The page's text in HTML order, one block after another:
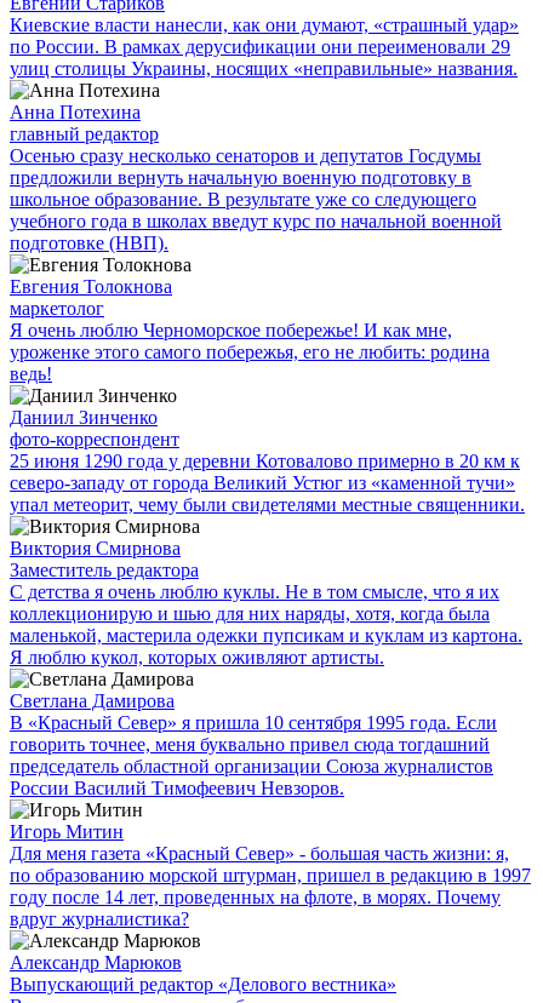
Киевские власти нанесли, как они думают, «страшный удар»
по России. В рамках дерусификации они переименовали 29
улиц столицы Украины, носящих «неправильные» названия.
Анна Потехина
главный редактор
Осенью сразу несколько сенаторов и депутатов Госдумы
предложили вернуть начальную военную подготовку в
школьное образование. В результате уже со следующего
учебного года в школах введут курс по начальной военной
подготовке (НВП).
Евгения Толокнова
маркетолог
Я очень люблю Черноморское побережье! И как мне,
уроженке этого самого побережья, его не любить: родина
ведь!
Даниил Зинченко
фото-корреспондент
25 июня 1290 года у деревни Котовалово примерно в 20 км к
северо-западу от города Великий Устюг из «каменной тучи»
упал метеорит, чему были свидетелями местные священники.
Виктория Смирнова
Заместитель редактора
С детства я очень люблю куклы. Не в том смысле, что я их
коллекционирую и шью для них наряды, хотя, когда была
маленькой, мастерила одежки пупсикам и куклам из картона.
Я люблю кукол, которых оживляют артисты.
Светлана Дамирова
В «Красный Север» я пришла 10 сентября 1995 года. Если
говорить точнее, меня буквально привел сюда тогдашний
председатель областной организации Союза журналистов
России Василий Тимофеевич Невзоров.
Игорь Митин
Для меня газета «Красный Север» - большая часть жизни: я,
по образованию морской штурман, пришел в редакцию в 1997
году после 14 лет, проведенных на флоте, в морях. Почему
вдруг журналистика?
Александр Марюков
Выпускающий редактор «Делового вестника»